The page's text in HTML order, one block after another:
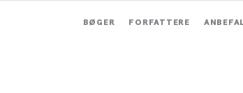
BØGER FORFATTERE